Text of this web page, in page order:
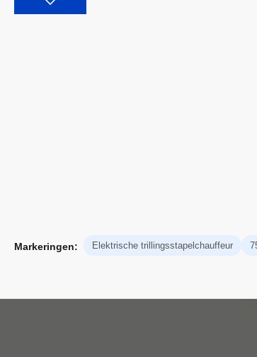
Markeringen: Elektrische trillingsstapelchauffeur